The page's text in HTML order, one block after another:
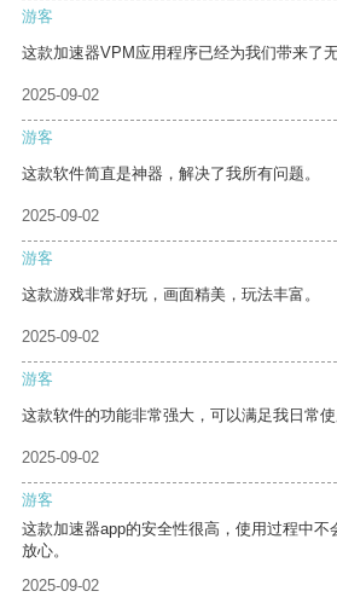
游客
这款加速器VPM应用程序已经为我们带来了
2025-09-02
游客
这款软件简直是神器，解决了我所有问题。
2025-09-02
游客
这款游戏非常好玩，画面精美，玩法丰富。
2025-09-02
游客
这款软件的功能非常强大，可以满足我日常使
2025-09-02
游客
这款加速器app的安全性很高，使用过程中不
放心。
2025-09-02